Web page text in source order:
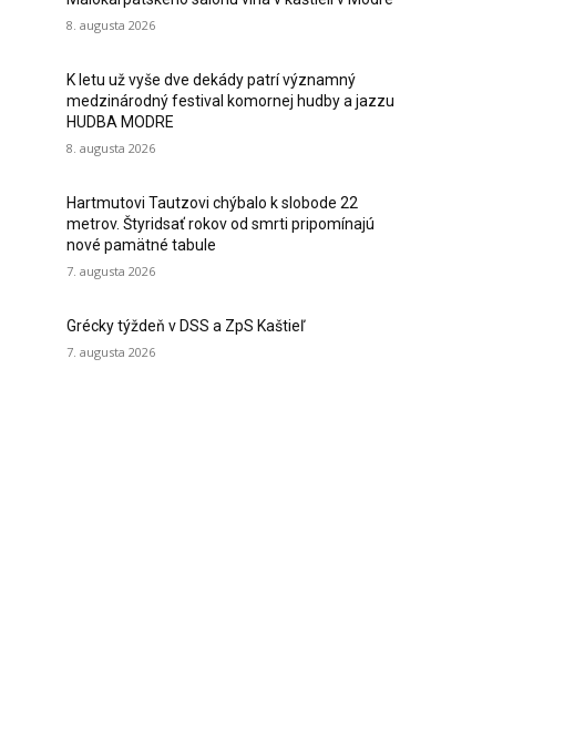
8. augusta 2026
K letu už vyše dve dekády patrí významný
medzinárodný festival komornej hudby a jazzu
HUDBA MODRE
8. augusta 2026
Hartmutovi Tautzovi chýbalo k slobode 22
metrov. Štyridsať rokov od smrti pripomínajú
nové pamätné tabule
7. augusta 2026
Grécky týždeň v DSS a ZpS Kaštieľ
7. augusta 2026